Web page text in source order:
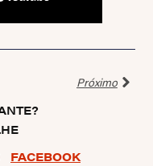
Próximo
FACEBOOK